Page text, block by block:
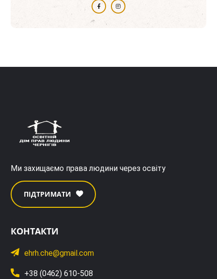
Ми захищаємо права людини через освіту
ПІДТРИМАТИ
КОНТАКТИ
ehrh.che@gmail.com
+38 (0462) 610-508